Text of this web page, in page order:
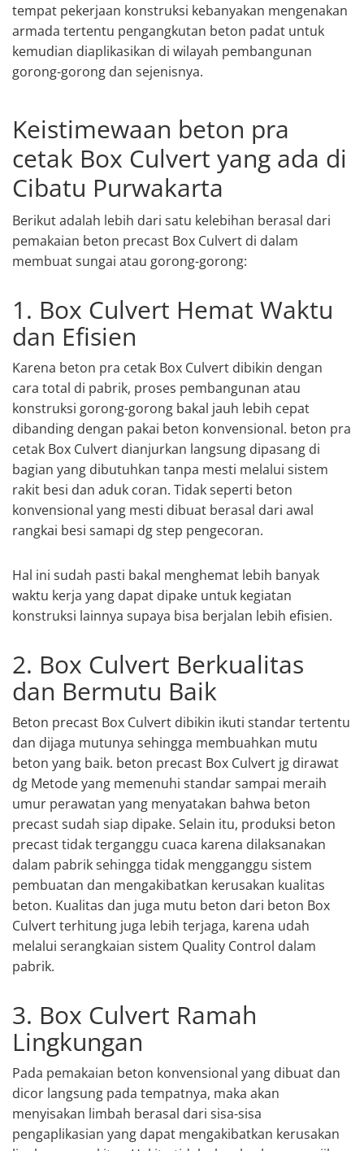
tempat pekerjaan konstruksi kebanyakan mengenakan
armada tertentu pengangkutan beton padat untuk
kemudian diaplikasikan di wilayah pembangunan
gorong-gorong dan sejenisnya.
Keistimewaan beton pra
cetak Box Culvert yang ada di
Cibatu Purwakarta
Berikut adalah lebih dari satu kelebihan berasal dari
pemakaian beton precast Box Culvert di dalam
membuat sungai atau gorong-gorong:
1. Box Culvert Hemat Waktu
dan Efisien
Karena beton pra cetak Box Culvert dibikin dengan
cara total di pabrik, proses pembangunan atau
konstruksi gorong-gorong bakal jauh lebih cepat
dibanding dengan pakai beton konvensional. beton pra
cetak Box Culvert dianjurkan langsung dipasang di
bagian yang dibutuhkan tanpa mesti melalui sistem
rakit besi dan aduk coran. Tidak seperti beton
konvensional yang mesti dibuat berasal dari awal
rangkai besi samapi dg step pengecoran.
Hal ini sudah pasti bakal menghemat lebih banyak
waktu kerja yang dapat dipake untuk kegiatan
konstruksi lainnya supaya bisa berjalan lebih efisien.
2. Box Culvert Berkualitas
dan Bermutu Baik
Beton precast Box Culvert dibikin ikuti standar tertentu
dan dijaga mutunya sehingga membuahkan mutu
beton yang baik. beton precast Box Culvert jg dirawat
dg Metode yang memenuhi standar sampai meraih
umur perawatan yang menyatakan bahwa beton
precast sudah siap dipake. Selain itu, produksi beton
precast tidak terganggu cuaca karena dilaksanakan
dalam pabrik sehingga tidak mengganggu sistem
pembuatan dan mengakibatkan kerusakan kualitas
beton. Kualitas dan juga mutu beton dari beton Box
Culvert terhitung juga lebih terjaga, karena udah
melalui serangkaian sistem Quality Control dalam
pabrik.
3. Box Culvert Ramah
Lingkungan
Pada pemakaian beton konvensional yang dibuat dan
dicor langsung pada tempatnya, maka akan
menyisakan limbah berasal dari sisa-sisa
pengaplikasian yang dapat mengakibatkan kerusakan